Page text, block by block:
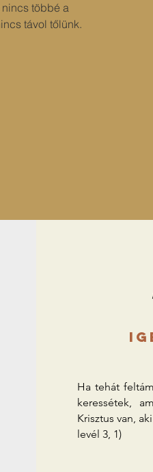
nincs többé a
távol tőlünk.
Ha tehát
keressétek,
Krisztus van,
levél 3, 1)